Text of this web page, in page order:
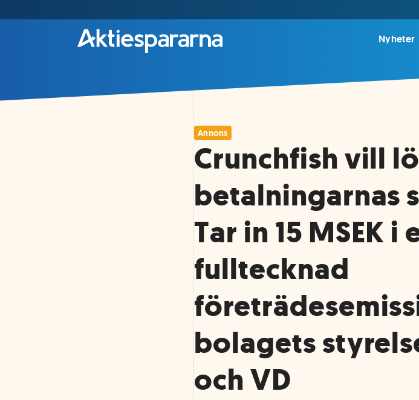
Nyheter
Annons
Crunchfish vill
betalningarnas
Tar in 15 MSEK i
fulltecknad
bolagets
och VD